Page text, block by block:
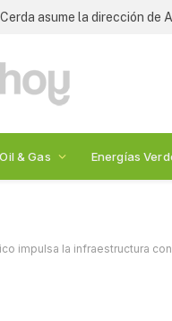
asume la dirección de
Oil & Gas Energías
impulsa la infraestructura